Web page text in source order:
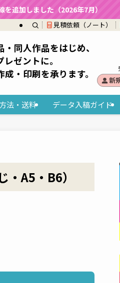
追加しました（2026年7月）
見積依頼（ノート）
法・送料 データ入稿ガイド
同人作品をはじめ、
ゼントに。
成・印刷を承ります。
新
A5・B6）